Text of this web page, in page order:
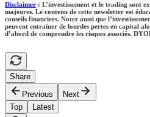
Disclaimer : L’investissement et le trading sont
majeures. Le contenu de cette newsletter est
conseils financiers. Notez aussi que
peuvent entraîner de lourdes pertes en capital
d’abord de comprendre les risques associés.
Share
Previous
Next
Top
Latest